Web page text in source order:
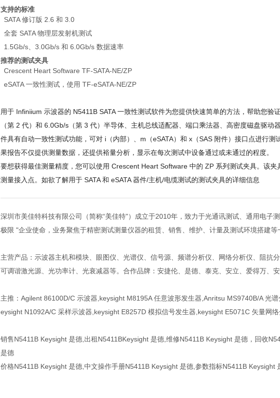
支持的标准
SATA 修订版 2.6 和 3.0
全套 SATA 物理层发射机测试
1.5Gb/s、3.0Gb/s 和 6.0Gb/s 数据速率
推荐的测试夹具
Crescent Heart Software TF-SATA-NE/ZP
eSATA 一致性测试，使用 TF-eSATA-NE/ZP
用于 Infiniium 示波器的 N5411B SATA 一致性测试软件为您提供快速简单的方法，帮助您验
（第 2 代）和 6.0Gb/s（第 3 代）半导体、主机总线适配器、端口乘法器、高密度磁盘驱动
件具有自动一致性测试功能，可对 i（内部）、m（eSATA）和 x（SAS 附件）接口点进行
果报告不仅提供测量数据，还提供裕量分析，显示在每次测试中设备通过或未通过的程度。
要想获得最佳测量精度，您可以使用 Crescent Heart Software 中的 ZP 系列测试夹具。该
测量接入点。如欲了解用于 SATA 和 eSATA 器件/主机/电缆测试的测试夹具的详细信息
深圳市美佳特科技有限公司（简称“美佳特"）成立于2010年，致力于光通讯测试、通用电子
极限 "企业使命，业务聚焦于精密测试测量仪器的租赁、销售、维护、计量及测试环境搭建等
主营产品：示波器主机和模块、眼图仪、光谱仪、信号源、频谱分析仪、网络分析仪、阻抗
可调谐激光源、光功率计、光衰减器等。合作品牌：安捷伦、是德、泰克、安立、爱得万、
主推：Agilent 86100D/C 示波器,keysight M8195A 任意波形发生器,Anritsu MS9740B/A 光
eysight N1092A/C 采样示波器,keysight E8257D 模拟信号发生器,keysight E5071C 矢量网
销售N5411B Keysight 是德,出租N5411BKeysight 是德,维修N5411B Keysight 是德，回收
是德
价格N5411B Keysight 是德,中文操作手册N5411B Keysight 是德,参数指标N5411B Keysight